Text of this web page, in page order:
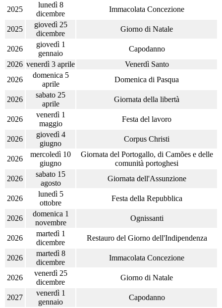
2025
lunedì 8
dicembre
Immacolata Concezione
2025
giovedì 25
dicembre
Giorno di Natale
2026
giovedì 1
gennaio
Capodanno
2026 venerdì 3 aprile
Venerdì Santo
2026
domenica 5
aprile
Domenica di Pasqua
2026
sabato 25
aprile
Giornata della libertà
2026
venerdì 1
maggio
Festa del lavoro
2026
giovedì 4
giugno
Corpus Christi
2026
mercoledì 10
giugno
Giornata del Portogallo, di Camões e delle
comunità portoghesi
2026
sabato 15
agosto
Giornata dell'Assunzione
2026
lunedì 5
ottobre
Festa della Repubblica
2026
domenica 1
novembre
Ognissanti
2026
martedì 1
dicembre
Restauro del Giorno dell'Indipendenza
2026
martedì 8
dicembre
Immacolata Concezione
2026
venerdì 25
dicembre
Giorno di Natale
2027
venerdì 1
gennaio
Capodanno